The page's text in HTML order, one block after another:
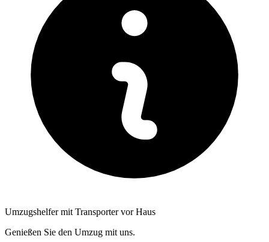
Umzugshelfer mit Transporter vor Haus
Genießen Sie den Umzug mit uns.